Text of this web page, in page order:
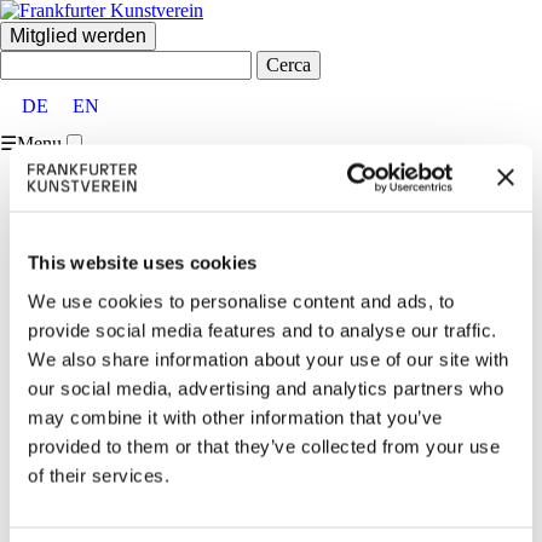
This website uses cookies
We use cookies to personalise content and ads, to
provide social media features and to analyse our traffic.
We also share information about your use of our site with
our social media, advertising and analytics partners who
may combine it with other information that you’ve
provided to them or that they’ve collected from your use
of their services.
Mitglied werden
DE
EN
☰Menu
Home
Partner:innen und Förder:innen
Mitglieder
Team
Vermietungen
Kontakt
Besucher:inneninformationen
Ausstellungen
Aktuell & Vorschau
Archiv
Veranstaltungen
Aktuell